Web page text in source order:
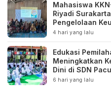
Mahasiswa
Riyadi
Pengelolaan
4 hari yang lalu
Edukasi
Meningkatkan
Dini di SDN
6 hari yang lalu